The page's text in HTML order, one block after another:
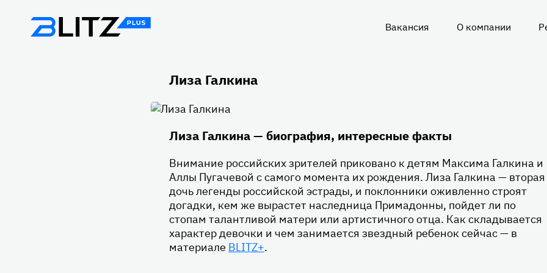
Вакансия О компании
Лиза Галкина
Лиза Галкина — биография, интересные факты
Внимание российских зрителей приковано к детям Максима Галкина и
Аллы Пугачевой с самого момента их рождения. Лиза Галкина — вторая
дочь легенды российской эстрады, и поклонники оживленно строят
догадки, кем же вырастет наследница Примадонны, пойдет ли по
стопам талантливой матери или артистичного отца. Как складывается
характер девочки и чем занимается звездный ребенок сейчас — в
материале BLITZ+.